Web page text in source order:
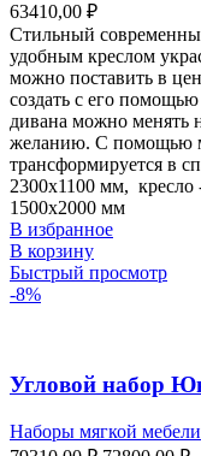
63410,00 ₽
Стильный
удобным креслом
можно поставить в
создать с его
дивана можно менять
желанию. С помощью
трансформируется в
2300х1100 мм, кресло
1500х2000 мм
В избранное
В корзину
Быстрый просмотр
-8%
Угловой набор
Наборы мягкой мебели